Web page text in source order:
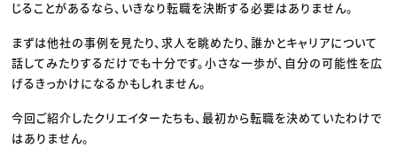
じることがあるなら、いきなり転職を決断する必要はありません。
まずは他社の事例を見たり、求人を眺めたり、誰かとキャリアについて
話してみたりするだけでも十分です。小さな一歩が、自分の可能性を広
げるきっかけになるかもしれません。
今回ご紹介したクリエイターたちも、最初から転職を決めていたわけで
はありません。